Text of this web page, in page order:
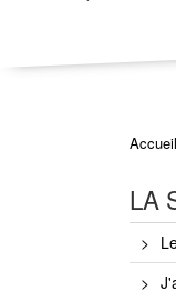
Accueil
LA